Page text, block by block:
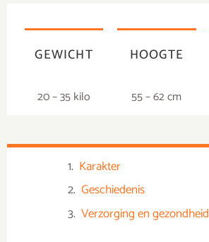
GEWICHT
20 – 35 kilo
HOOGTE
55 – 62 cm
Karakter
Geschiedenis
Verzorging en gezondheid